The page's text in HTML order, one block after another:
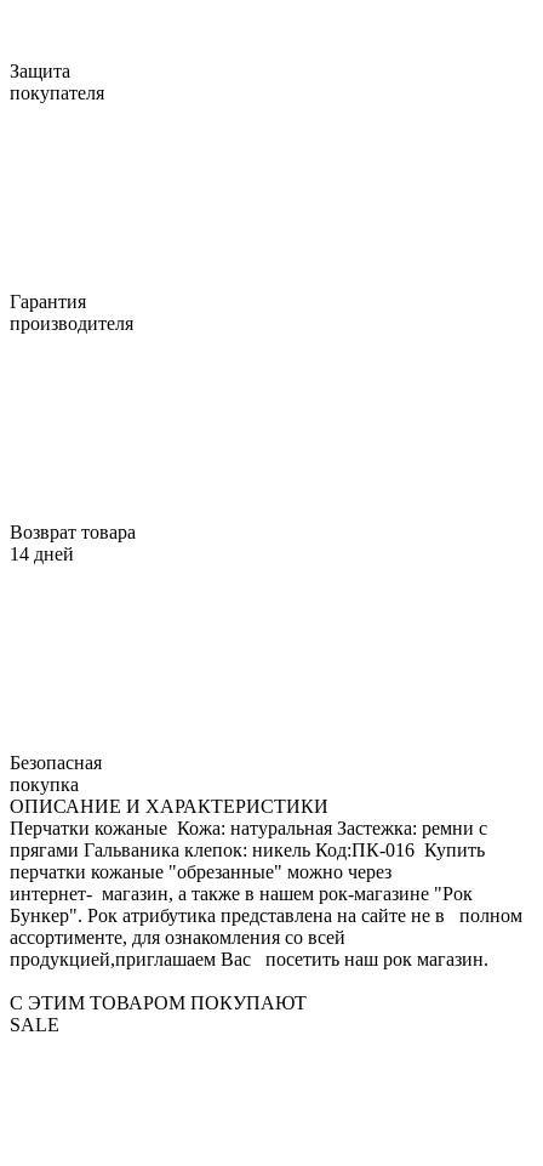
Защита
покупателя
Гарантия
производителя
Возврат товара
14 дней
Безопасная
покупка
ОПИСАНИЕ И ХАРАКТЕРИСТИКИ
Перчатки кожаные Кожа: натуральная Застежка: ремни с
прягами Гальваника клепок: никель Код:ПК-016 Купить
перчатки кожаные "обрезанные" можно через
интернет- магазин, а также в нашем рок-магазине "Рок
Бункер". Рок атрибутика представлена на сайте не в полном
ассортименте, для ознакомления со всей
продукцией,приглашаем Вас посетить наш рок магазин.
С ЭТИМ ТОВАРОМ ПОКУПАЮТ
SALE